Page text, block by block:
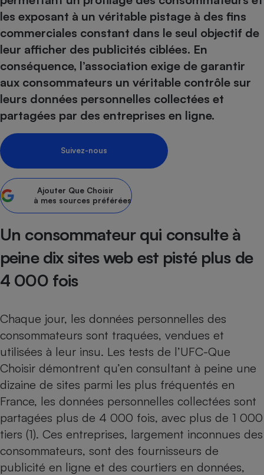
les exposant à un véritable pistage à des fins
commerciales constant dans le seul objectif de
leur afficher des publicités ciblées. En
conséquence, l’association exige de garantir
aux consommateurs un véritable contrôle sur
leurs données personnelles collectées et
partagées par des entreprises en ligne.
Suivez-nous
Ajouter Que Choisir
à mes sources préférées
Un consommateur qui consulte à
peine dix sites web est pisté plus de
4 000 fois
Chaque jour, les données personnelles des
consommateurs sont traquées, vendues et
utilisées à leur insu. Les tests de l’UFC-Que
Choisir démontrent qu’en consultant à peine une
dizaine de sites parmi les plus fréquentés en
France, les données personnelles collectées sont
partagées plus de 4 000 fois, avec plus de 1 000
tiers (1). Ces entreprises, largement inconnues des
consommateurs, sont des fournisseurs de
publicité en ligne et des courtiers en données,
Complément
alimentaire
Assurance emprunteur
Petit électroménager -
Climatiseur -
Ventilateur
Téléphone mobile -
Antivirus
Matelas
Radiateur électrique
Climatiseur -
Ventilateur
Mutuelle